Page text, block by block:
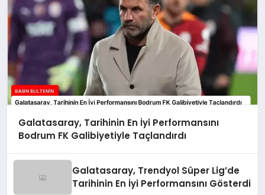
Galatasaray, Tarihinin En İyi Performansını
Bodrum FK Galibiyetiyle Taçlandırdı
Galatasaray, Trendyol Süper Lig’de
Tarihinin En İyi Performansını Gösterdi